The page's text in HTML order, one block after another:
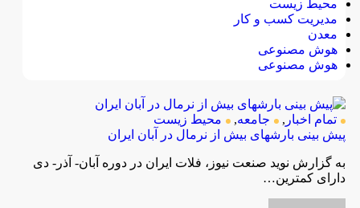
محیط زیست
مدیریت کسب و کار
معدن
هوش مصنوعی
هوش مصنوعی
تمام اخبار , جامعه,
محیط زیست
پیش بینی بارشهای بیش از نرمال در آبان ایران
به گزارش نوید صنعت نیوز، فلات ایران در دوره آبان- آذر- دی
دارای کمترین…